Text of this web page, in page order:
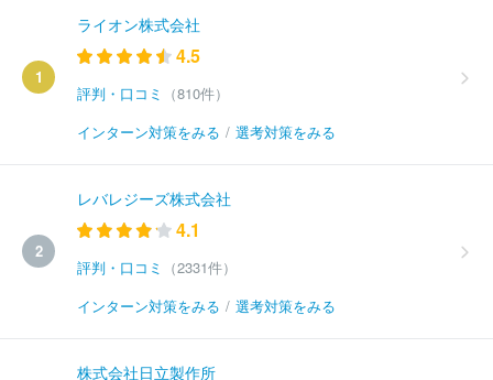
1
ライオン株式会社
4.5
評判・口コミ
（810件）
インターン対策をみる / 選考対策をみる
2
レバレジーズ株式会社
4.1
評判・口コミ
（2331件）
インターン対策をみる / 選考対策をみる
株式会社日立製作所